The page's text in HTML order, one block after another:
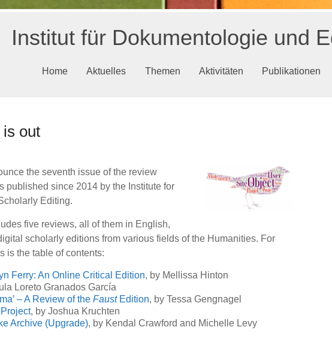
Institut für Dokumentologie und
Home Aktuelles Themen Aktivitäten Publikationen
out
the seventh issue of the review
published since 2014 by the Institute for
Editing.
five reviews, all of them in English,
scholarly editions from various fields of the Humanities. For
is the table of contents:
Ferry: An Online Critical Edition, by Mellissa Hinton
Loreto Granados García
– A Review of the FaustEdition, by Tessa Gengnagel
, by Joshua Kruchten
Archive (Upgrade), by Kendal Crawford and Michelle Levy